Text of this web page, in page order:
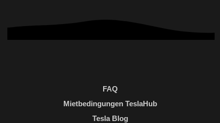
FAQ
Mietbedingungen TeslaHub
Tesla Blog